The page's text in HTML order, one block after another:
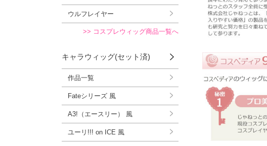
ウルフレイヤー
>> コスプレウィッグ商品一覧へ
キャラウィッグ(セット済)
作品一覧
Fateシリーズ 風
A3!（エースリー） 風
ユーリ!!! on ICE 風